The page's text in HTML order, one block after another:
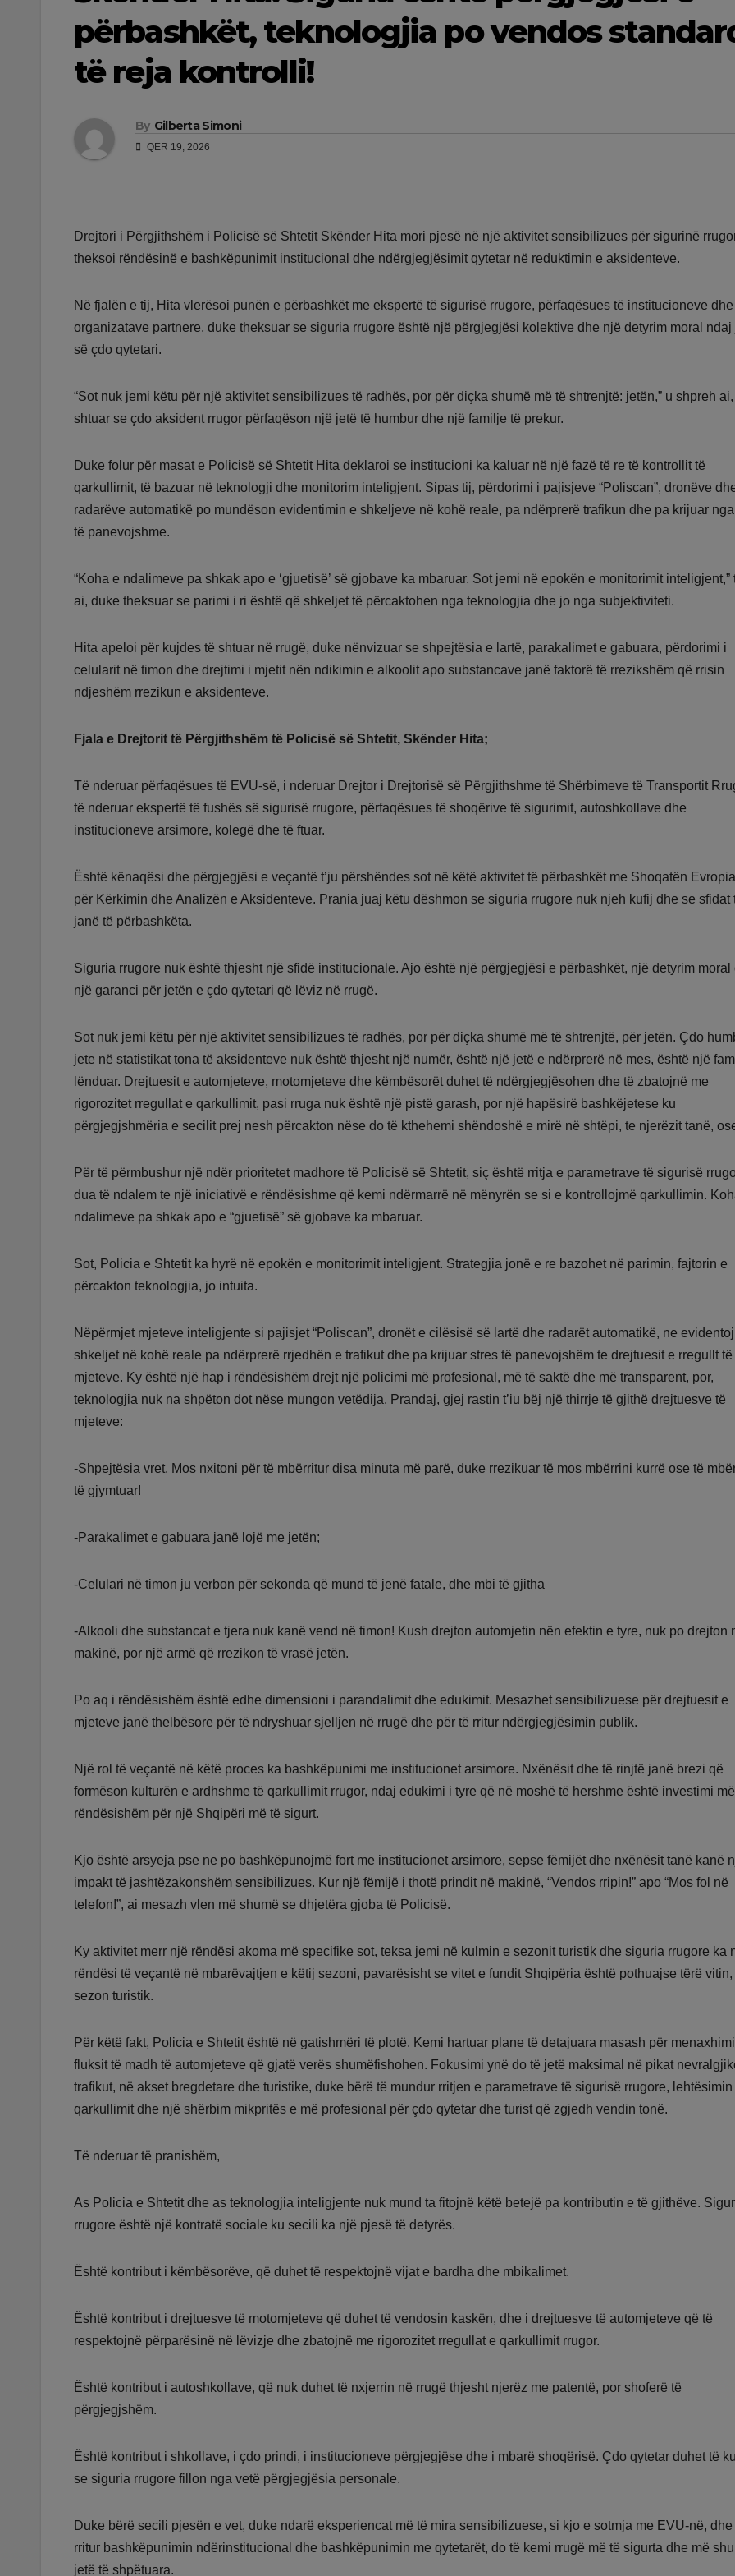
përbashkët, teknologjia po vendos
të reja kontrolli!
By Gilberta Simoni
QER 19, 2026
Drejtori i Përgjithshëm i Policisë së Shtetit Skënder Hita mori pjesë në një aktivitet sensibilizues për sigurinë
theksoi rëndësinë e bashkëpunimit institucional dhe ndërgjegjësimit qytetar në reduktimin e aksidenteve.
Në fjalën e tij, Hita vlerësoi punën e përbashkët me ekspertë të sigurisë rrugore, përfaqësues të institucioneve dhe
organizatave partnere, duke theksuar se siguria rrugore është një përgjegjësi kolektive dhe një detyrim moral ndaj
së çdo qytetari.
“Sot nuk jemi këtu për një aktivitet sensibilizues të radhës, por për diçka shumë më të shtrenjtë: jetën,” u shpreh
shtuar se çdo aksident rrugor përfaqëson një jetë të humbur dhe një familje të prekur.
Duke folur për masat e Policisë së Shtetit Hita deklaroi se institucioni ka kaluar në një fazë të re të kontrollit të
qarkullimit, të bazuar në teknologji dhe monitorim inteligjent. Sipas tij, përdorimi i pajisjeve “Poliscan”, dronëve
radarëve automatikë po mundëson evidentimin e shkeljeve në kohë reale, pa ndërprerë trafikun dhe pa krijuar
të panevojshme.
“Koha e ndalimeve pa shkak apo e ‘gjuetisë’ së gjobave ka mbaruar. Sot jemi në epokën e monitorimit inteligjent,”
ai, duke theksuar se parimi i ri është që shkeljet të përcaktohen nga teknologjia dhe jo nga subjektiviteti.
Hita apeloi për kujdes të shtuar në rrugë, duke nënvizuar se shpejtësia e lartë, parakalimet e gabuara, përdorimi i
celularit në timon dhe drejtimi i mjetit nën ndikimin e alkoolit apo substancave janë faktorë të rrezikshëm që rrisin
ndjeshëm rrezikun e aksidenteve.
Fjala e Drejtorit të Përgjithshëm të Policisë së Shtetit, Skënder Hita;
Të nderuar përfaqësues të EVU-së, i nderuar Drejtor i Drejtorisë së Përgjithshme të Shërbimeve të Transportit
të nderuar ekspertë të fushës së sigurisë rrugore, përfaqësues të shoqërive të sigurimit, autoshkollave dhe
institucioneve arsimore, kolegë dhe të ftuar.
Është kënaqësi dhe përgjegjësi e veçantë t’ju përshëndes sot në këtë aktivitet të përbashkët me Shoqatën
për Kërkimin dhe Analizën e Aksidenteve. Prania juaj këtu dëshmon se siguria rrugore nuk njeh kufij dhe se sfidat
janë të përbashkëta.
Siguria rrugore nuk është thjesht një sfidë institucionale. Ajo është një përgjegjësi e përbashkët, një detyrim moral
një garanci për jetën e çdo qytetari që lëviz në rrugë.
Sot nuk jemi këtu për një aktivitet sensibilizues të radhës, por për diçka shumë më të shtrenjtë, për jetën. Çdo
jete në statistikat tona të aksidenteve nuk është thjesht një numër, është një jetë e ndërprerë në mes, është një
lënduar. Drejtuesit e automjeteve, motomjeteve dhe këmbësorët duhet të ndërgjegjësohen dhe të zbatojnë me
rigorozitet rregullat e qarkullimit, pasi rruga nuk është një pistë garash, por një hapësirë bashkëjetese ku
përgjegjshmëria e secilit prej nesh përcakton nëse do të kthehemi shëndoshë e mirë në shtëpi, te njerëzit tanë,
Për të përmbushur një ndër prioritetet madhore të Policisë së Shtetit, siç është rritja e parametrave të sigurisë
dua të ndalem te një iniciativë e rëndësishme që kemi ndërmarrë në mënyrën se si e kontrollojmë qarkullimin.
ndalimeve pa shkak apo e “gjuetisë” së gjobave ka mbaruar.
Sot, Policia e Shtetit ka hyrë në epokën e monitorimit inteligjent. Strategjia jonë e re bazohet në parimin, fajtorin e
përcakton teknologjia, jo intuita.
Nëpërmjet mjeteve inteligjente si pajisjet “Poliscan”, dronët e cilësisë së lartë dhe radarët automatikë, ne
shkeljet në kohë reale pa ndërprerë rrjedhën e trafikut dhe pa krijuar stres të panevojshëm te drejtuesit e rregullt të
mjeteve. Ky është një hap i rëndësishëm drejt një policimi më profesional, më të saktë dhe më transparent, por,
teknologjia nuk na shpëton dot nëse mungon vetëdija. Prandaj, gjej rastin t’iu bëj një thirrje të gjithë drejtuesve të
mjeteve:
-Shpejtësia vret. Mos nxitoni për të mbërritur disa minuta më parë, duke rrezikuar të mos mbërrini kurrë ose të
të gjymtuar!
-Parakalimet e gabuara janë lojë me jetën;
-Celulari në timon ju verbon për sekonda që mund të jenë fatale, dhe mbi të gjitha
-Alkooli dhe substancat e tjera nuk kanë vend në timon! Kush drejton automjetin nën efektin e tyre, nuk po drejton
makinë, por një armë që rrezikon të vrasë jetën.
Po aq i rëndësishëm është edhe dimensioni i parandalimit dhe edukimit. Mesazhet sensibilizuese për drejtuesit e
mjeteve janë thelbësore për të ndryshuar sjelljen në rrugë dhe për të rritur ndërgjegjësimin publik.
Një rol të veçantë në këtë proces ka bashkëpunimi me institucionet arsimore. Nxënësit dhe të rinjtë janë brezi që
formëson kulturën e ardhshme të qarkullimit rrugor, ndaj edukimi i tyre që në moshë të hershme është investimi
rëndësishëm për një Shqipëri më të sigurt.
Kjo është arsyeja pse ne po bashkëpunojmë fort me institucionet arsimore, sepse fëmijët dhe nxënësit tanë kanë
impakt të jashtëzakonshëm sensibilizues. Kur një fëmijë i thotë prindit në makinë, “Vendos rripin!” apo “Mos fol në
telefon!”, ai mesazh vlen më shumë se dhjetëra gjoba të Policisë.
Ky aktivitet merr një rëndësi akoma më specifike sot, teksa jemi në kulmin e sezonit turistik dhe siguria rrugore ka
rëndësi të veçantë në mbarëvajtjen e këtij sezoni, pavarësisht se vitet e fundit Shqipëria është pothuajse tërë vitin,
sezon turistik.
Për këtë fakt, Policia e Shtetit është në gatishmëri të plotë. Kemi hartuar plane të detajuara masash për
fluksit të madh të automjeteve që gjatë verës shumëfishohen. Fokusimi ynë do të jetë maksimal në pikat
trafikut, në akset bregdetare dhe turistike, duke bërë të mundur rritjen e parametrave të sigurisë rrugore, lehtësimin
qarkullimit dhe një shërbim mikpritës e më profesional për çdo qytetar dhe turist që zgjedh vendin tonë.
Të nderuar të pranishëm,
As Policia e Shtetit dhe as teknologjia inteligjente nuk mund ta fitojnë këtë betejë pa kontributin e të gjithëve.
rrugore është një kontratë sociale ku secili ka një pjesë të detyrës.
Është kontribut i këmbësorëve, që duhet të respektojnë vijat e bardha dhe mbikalimet.
Është kontribut i drejtuesve të motomjeteve që duhet të vendosin kaskën, dhe i drejtuesve të automjeteve që të
respektojnë përparësinë në lëvizje dhe zbatojnë me rigorozitet rregullat e qarkullimit rrugor.
Është kontribut i autoshkollave, që nuk duhet të nxjerrin në rrugë thjesht njerëz me patentë, por shoferë të
përgjegjshëm.
Është kontribut i shkollave, i çdo prindi, i institucioneve përgjegjëse dhe i mbarë shoqërisë. Çdo qytetar duhet të
se siguria rrugore fillon nga vetë përgjegjësia personale.
Duke bërë secili pjesën e vet, duke ndarë eksperiencat më të mira sensibilizuese, si kjo e sotmja me EVU-në, dhe
rritur bashkëpunimin ndërinstitucional dhe bashkëpunimin me qytetarët, do të kemi rrugë më të sigurta dhe më
jetë të shpëtuara.